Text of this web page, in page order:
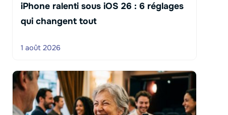
iPhone ralenti sous iOS 26 : 6 réglages
qui changent tout
1 août 2026